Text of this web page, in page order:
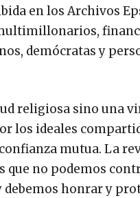
en los Archivos
demócratas y
religiosa sino una
ideales
mutua. La
que no podemos
debemos honrar y